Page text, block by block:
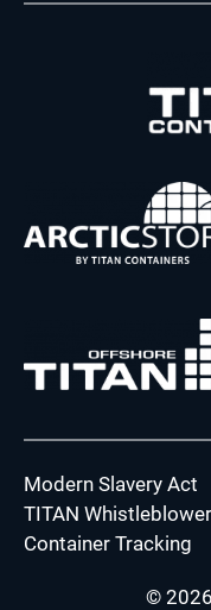
Modern Slavery Act
TITAN
Container Tracking
©